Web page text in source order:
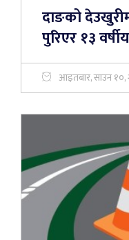
दाङको
पुरिएर १३
आइतबार, साउन १०,